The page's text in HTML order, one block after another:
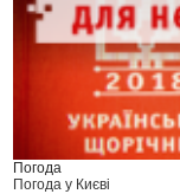
Погода
Погода у Києві